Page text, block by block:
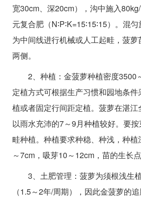
宽30cm、深20cm），沟中施入
元复合肥（N∶P∶K=15∶15∶15）。混
为中间线进行机械或人工起畦，菠
两侧。
2、种植：金菠萝种植密度3500
定植方式可根据生产习惯和园地条
植或者固定行间距定植。菠萝在湛江
以雨水充沛的7～9月种植较好。要
畦种植。种植要求种稳、种浅，种
～7cm，吸芽10～12cm，苗的生长点
3、土肥管理：菠萝为须根浅生
（1.5～2年/周期），因此金菠萝的